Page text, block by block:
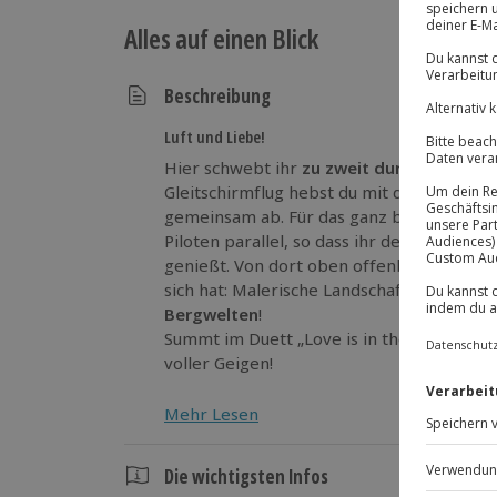
Alles auf einen Blick
Beschreibung
Luft und Liebe!
Hier schwebt ihr zu zweit durch die Lüfte
Gleitschirmflug hebst du mit deiner
gemeinsam ab. Für das ganz besondere
Piloten parallel, so dass ihr den Flug von
genießt. Von dort oben offenbart sich dir
sich hat: Malerische Landschaften
Bergwelten!
Summt im Duett „Love is in the air“ und
voller Geigen!
Mehr Lesen
Die wichtigsten Infos